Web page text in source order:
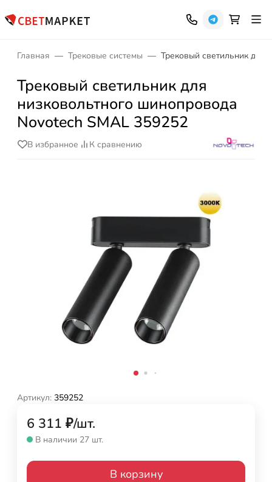
Главная Трековые системы Трековый светильник для
Трековый светильник для
низковольтного шинопровода
Novotech SMAL 359252
В избранное К сравнению
Артикул: 359252
6 311 ₽/шт.
В наличии 27 шт.
В корзину